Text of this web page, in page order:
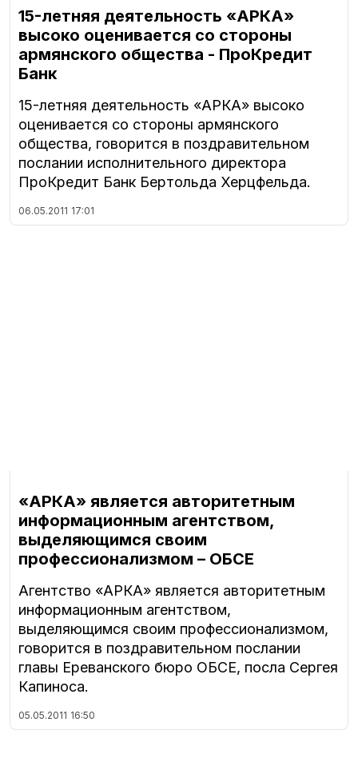
15-летняя деятельность «АРКА»
высоко оценивается со стороны
армянского общества - ПроКредит
Банк
15-летняя деятельность «АРКА» высоко
оценивается со стороны армянского
общества, говорится в поздравительном
послании исполнительного директора
ПроКредит Банк Бертольда Херцфельда.
06.05.2011 17:01
«АРКА» является авторитетным
информационным агентством,
выделяющимся своим
профессионализмом – ОБСЕ
Агентство «АРКА» является авторитетным
информационным агентством,
выделяющимся своим профессионализмом,
говорится в поздравительном послании
главы Ереванского бюро ОБСЕ, посла Сергея
Капиноса.
05.05.2011 16:50